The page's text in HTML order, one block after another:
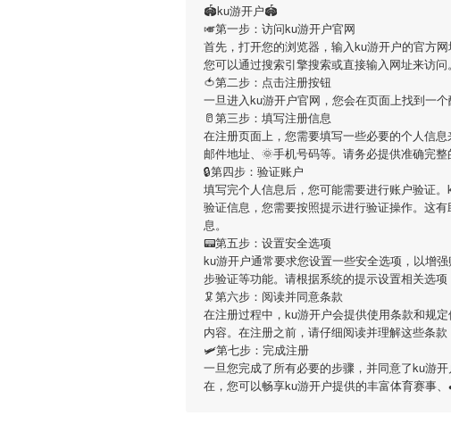
🏟ku游开户🏟
🎺第一步：访问ku游开户官网
首先，打开您的浏览器，输入ku游开户的官方
您可以通过搜索引擎搜索或直接输入网址来访问。
🍅第二步：点击注册按钮
一旦进入ku游开户官网，您会在页面上找到一
🥛第三步：填写注册信息
在注册页面上，您需要填写一些必要的个人信
邮件地址、🌞手机号码等。请务必提供准确完整
🔒第四步：验证账户
填写完个人信息后，您可能需要进行账户验证
验证信息，您需要按照提示进行验证操作。这
息。
📟第五步：设置安全选项
ku游开户通常要求您设置一些安全选项，以增
步验证等功能。请根据系统的提示设置相关选
🦑第六步：阅读并同意条款
在注册过程中，ku游开户会提供使用条款和规
内容。在注册之前，请仔细阅读并理解这些条款
🛩第七步：完成注册
一旦您完成了所有必要的步骤，并同意了ku游
在，您可以畅享ku游开户提供的丰富体育赛事